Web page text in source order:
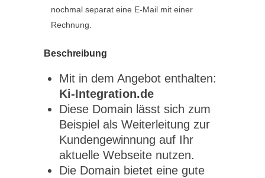
nochmal separat eine E-Mail mit einer
Rechnung.
Beschreibung
Mit in dem Angebot enthalten:
Ki-Integration.de
Diese Domain lässt sich zum
Beispiel als Weiterleitung zur
Kundengewinnung auf Ihr
aktuelle Webseite nutzen.
Die Domain bietet eine gute